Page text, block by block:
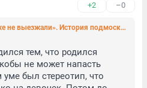
+2 –0
«На некоторые трупы мы даже не выезжали». История подмосковного маньяка Сергея Головкина, который расчленял и ел детей
тем, что родился
не может напасть
был стереотип, что